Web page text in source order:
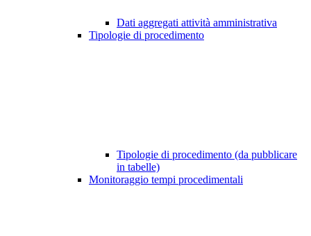
Dati aggregati attività amministrativa
Tipologie di procedimento
Tipologie di procedimento (da pubblicare
in tabelle)
Monitoraggio tempi procedimentali